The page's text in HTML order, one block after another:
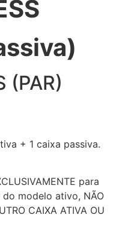
(PAR)
+ 1 caixa passiva.
para
modelo ativo, NÃO
CAIXA ATIVA OU